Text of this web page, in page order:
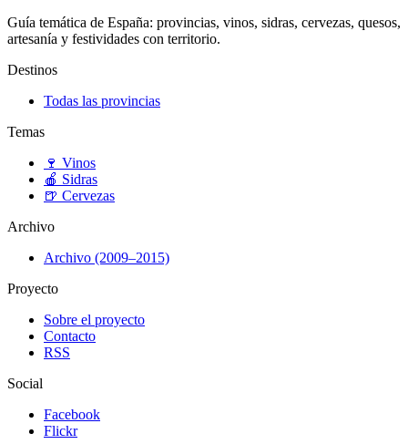
Guía temática de España: provincias, vinos, sidras, cervezas, quesos,
artesanía y festividades con territorio.
Destinos
Todas las provincias
Temas
🍷 Vinos
🍎 Sidras
🍺 Cervezas
Archivo
Archivo (2009–2015)
Proyecto
Sobre el proyecto
Contacto
RSS
Social
Facebook
Flickr